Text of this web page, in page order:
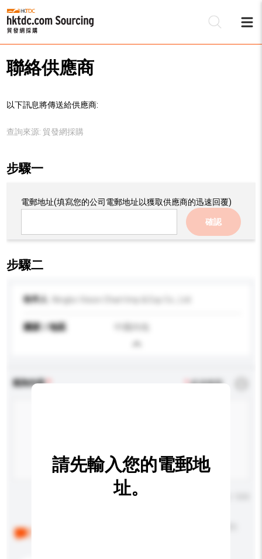
聯絡供應商
以下訊息將傳送給供應商:
查詢來源: 貿發網採購
步驟一
電郵地址(填寫您的公司電郵地址以獲取供應商的迅速回覆)
確認
步驟二
收件人
國家 / 地區
查詢內容 *必須填寫
請先輸入您的電郵地
址。